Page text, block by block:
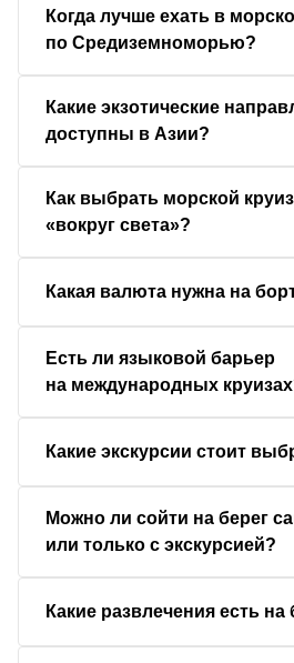
Когда лучше ехать в
по Средиземноморью?
Какие экзотические
доступны в Азии?
Как выбрать морской круиз
«вокруг света»?
Какая валюта нужна на
Есть ли языковой барьер
на международных
Какие экскурсии стоит
Можно ли сойти на берег
или только с экскурсией?
Какие развлечения есть